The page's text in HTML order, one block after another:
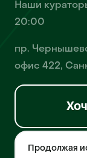
Наши
20:00
пр.
офис 422,
© 2026 Pet-Yes.
Продолжая